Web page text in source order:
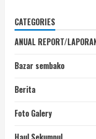
CATEGORIES
ANUAL REPORT/
Bazar sembako
Berita
Foto Galery